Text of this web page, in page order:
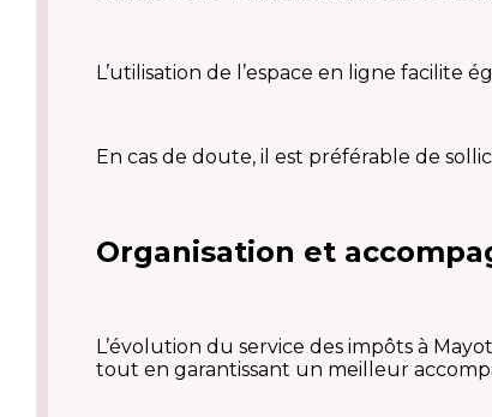
L’utilisation de l’espace en ligne
En cas de doute, il est préférable de
Organisation et
L’évolution du service des impôts à
tout en garantissant un meilleur